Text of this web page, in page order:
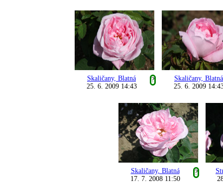
Skaličany, Blatná
?
25. 6. 2009 14:43
Skaličany, Blatná
25. 6. 2009
Skaličany, Blatná
?
17. 7. 2008 11:50